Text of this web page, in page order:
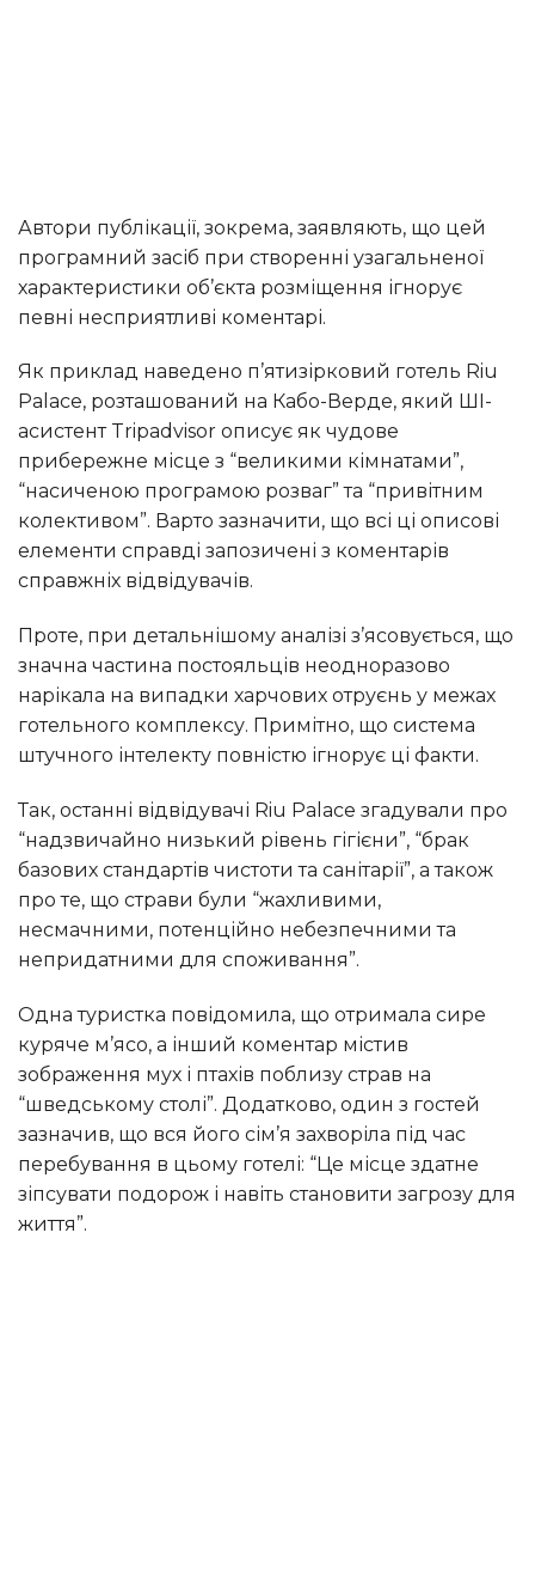
Автори публікації, зокрема, заявляють, що цей
програмний засіб при створенні узагальненої
характеристики об’єкта розміщення ігнорує
певні несприятливі коментарі.
Як приклад наведено п’ятизірковий готель Riu
Palace, розташований на Кабо-Верде, який ШІ-
асистент Tripadvisor описує як чудове
прибережне місце з “великими кімнатами”,
“насиченою програмою розваг” та “привітним
колективом”. Варто зазначити, що всі ці описові
елементи справді запозичені з коментарів
справжніх відвідувачів.
Проте, при детальнішому аналізі з’ясовується, що
значна частина постояльців неодноразово
нарікала на випадки харчових отруєнь у межах
готельного комплексу. Примітно, що система
штучного інтелекту повністю ігнорує ці факти.
Так, останні відвідувачі Riu Palace згадували про
“надзвичайно низький рівень гігієни”, “брак
базових стандартів чистоти та санітарії”, а також
про те, що страви були “жахливими,
несмачними, потенційно небезпечними та
непридатними для споживання”.
Одна туристка повідомила, що отримала сире
куряче м’ясо, а інший коментар містив
зображення мух і птахів поблизу страв на
“шведському столі”. Додатково, один з гостей
зазначив, що вся його сім’я захворіла під час
перебування в цьому готелі: “Це місце здатне
зіпсувати подорож і навіть становити загрозу для
життя”.